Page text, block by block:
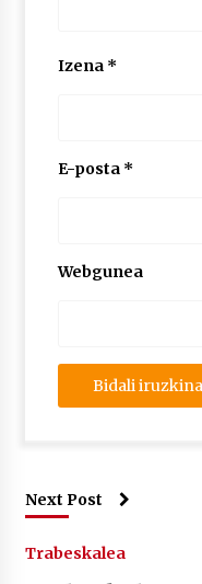
Izena *
E-posta *
Webgunea
Next Post
Trabeskalea